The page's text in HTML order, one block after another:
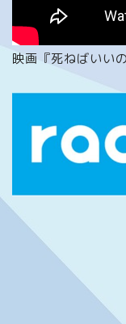
映画『死ねばいい